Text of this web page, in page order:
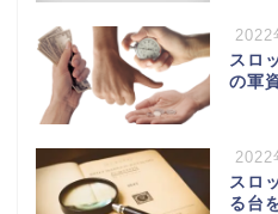
2022
スロ
の軍
2022
スロ
る台